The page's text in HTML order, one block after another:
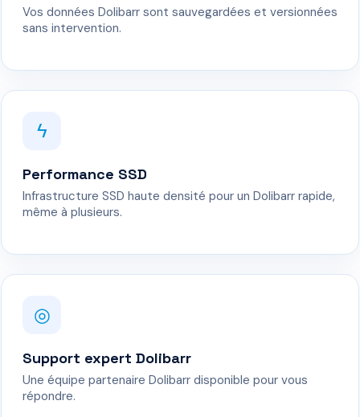
Vos données Dolibarr sont sauvegardées et versionnées
sans intervention.
ϟ
Performance SSD
Infrastructure SSD haute densité pour un Dolibarr rapide,
même à plusieurs.
◎
Support expert Dolibarr
Une équipe partenaire Dolibarr disponible pour vous
répondre.